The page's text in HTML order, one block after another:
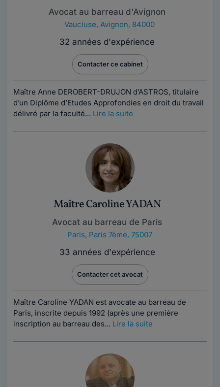
Avocat au barreau d'Avignon
Vaucluse, Avignon, 84000
32 années d'expérience
Contacter ce cabinet
Maître Anne DEROBERT-DRUJON d’ASTROS, titulaire
d’un Diplôme d’Etudes Approfondies en droit du travail
délivré par la faculté... Lire la suite
Maître Caroline YADAN
Avocat au barreau de Paris
Paris, Paris 7ème, 75007
33 années d'expérience
Contacter cet avocat
Maître Caroline YADAN est avocate au barreau de
Paris, inscrite depuis 1992 (après une première
inscription au barreau des... Lire la suite